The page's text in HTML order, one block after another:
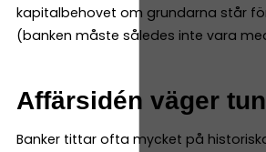
kapitalbehovet om grundarna står
(banken måste således inte vara
Affärsidén väger
Banker tittar ofta mycket på